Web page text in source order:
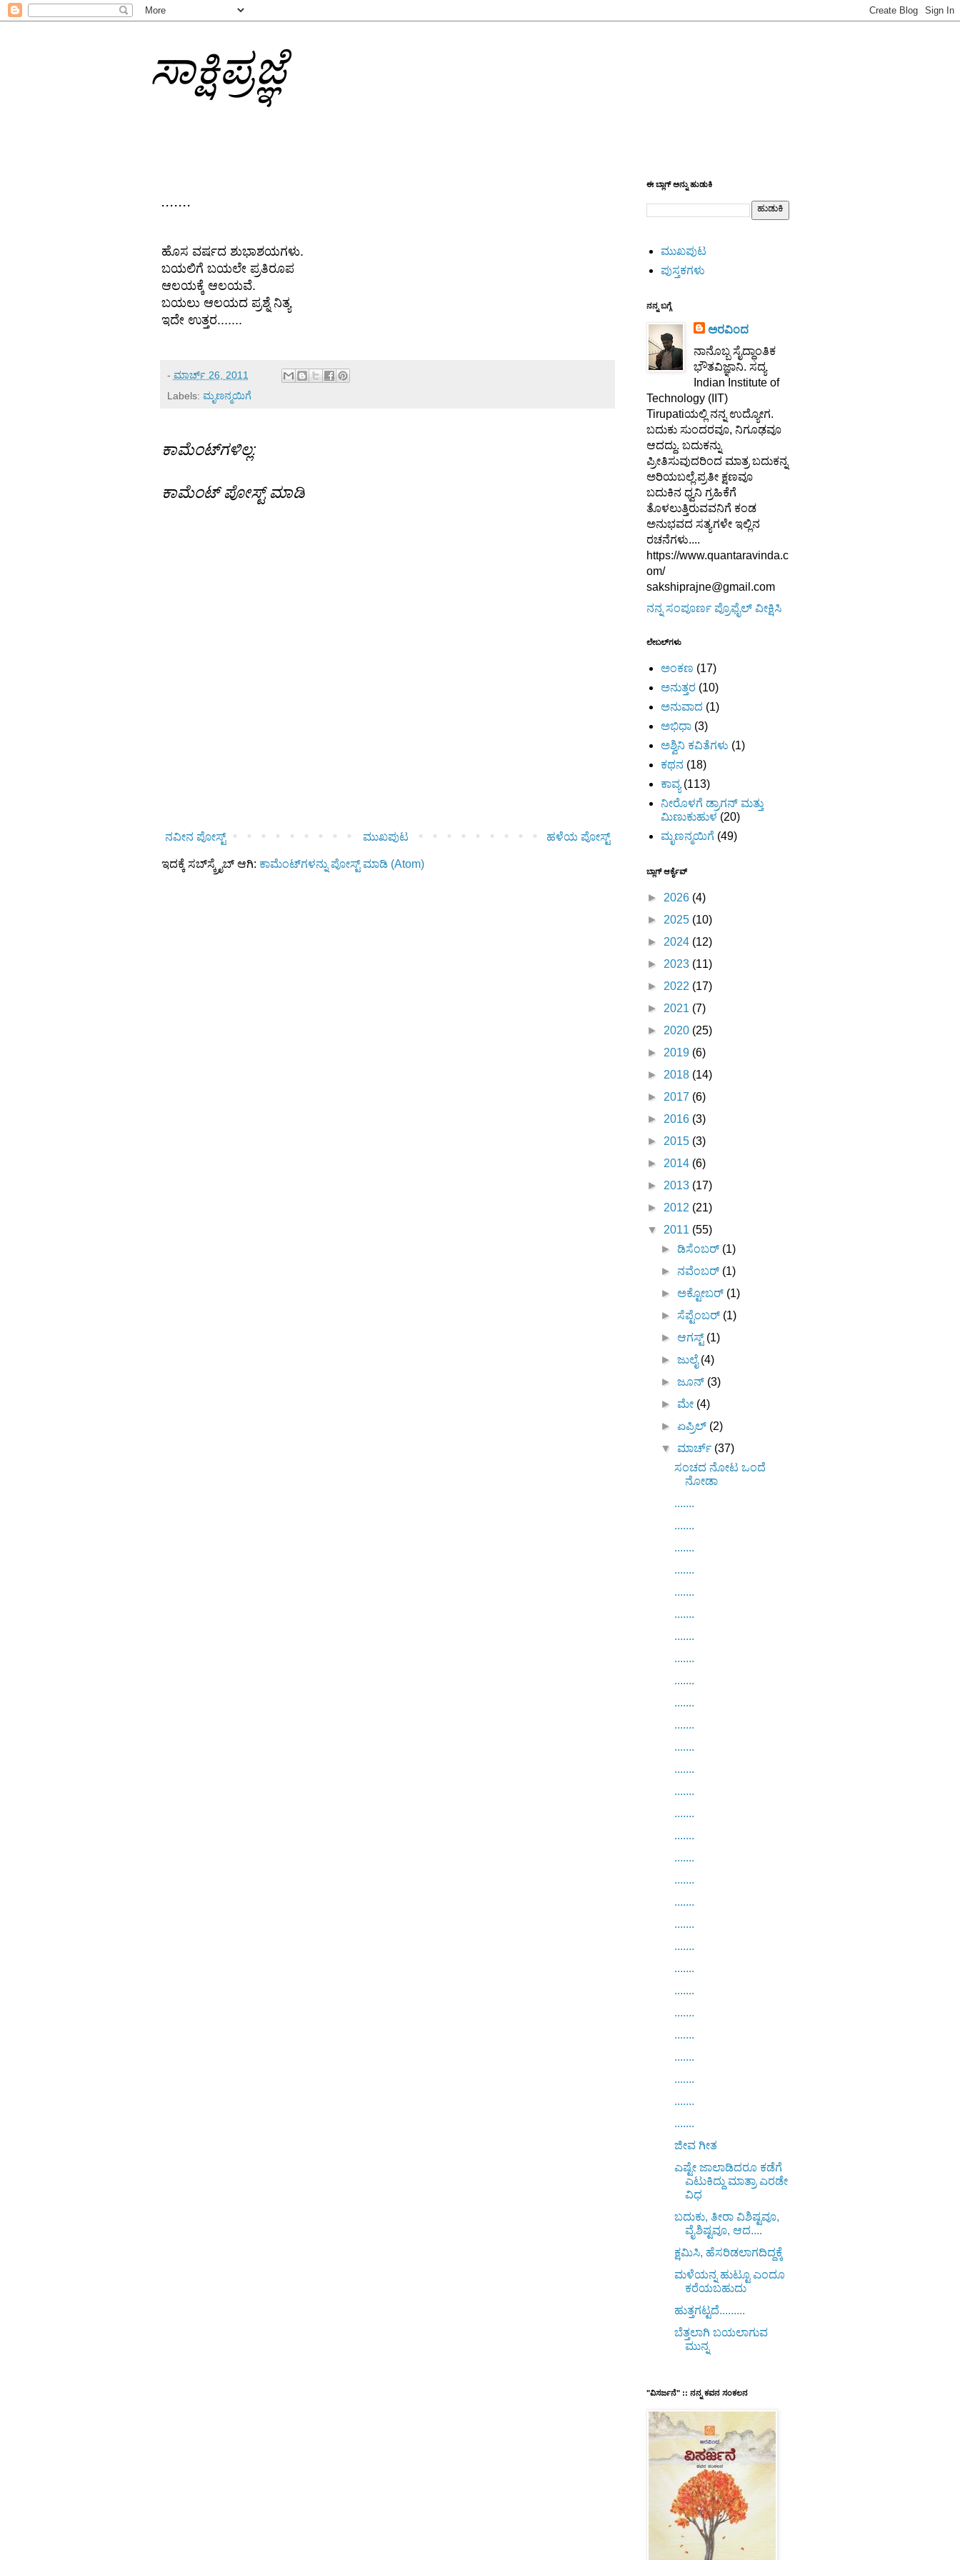
ಸಾಕ್ಷಿಪ್ರಜ್ಞೆ
.......
ಹೊಸ ವರ್ಷದ ಶುಭಾಶಯಗಳು.
ಬಯಲಿಗೆ ಬಯಲೇ ಪ್ರತಿರೂಪ
ಆಲಯಕ್ಕೆ ಆಲಯವೆ.
ಬಯಲು ಆಲಯದ ಪ್ರಶ್ನೆ ನಿತ್ಯ
ಇದೇ ಉತ್ತರ.......
- ಮಾರ್ಚ್ 26, 2011
Labels: ಮೃಣನ್ಮಯಿಗೆ
ಕಾಮೆಂಟ್‌ಗಳಿಲ್ಲ:
ಕಾಮೆಂಟ್‌‌ ಪೋಸ್ಟ್‌ ಮಾಡಿ
ನವೀನ ಪೋಸ್ಟ್ ಹಳೆಯ ಪೋಸ್ಟ್
ಮುಖಪುಟ
ಇದಕ್ಕೆ ಸಬ್‌ಸ್ಕ್ರೈಬ್‌ ಆಗಿ: ಕಾಮೆಂಟ್‌ಗಳನ್ನು ಪೋಸ್ಟ್ ಮಾಡಿ (Atom)
ಈ ಬ್ಲಾಗ್ ಅನ್ನು ಹುಡುಕಿ
ಮುಖಪುಟ
ಪುಸ್ತಕಗಳು
ನನ್ನ ಬಗ್ಗೆ
ಅರವಿಂದ
ನಾನೊಬ್ಬ ಸೈದ್ಧಾಂತಿಕ
ಭೌತವಿಜ್ಞಾನಿ. ಸದ್ಯ
Indian Institute of
Technology (IIT)
Tirupatiಯಲ್ಲಿ ನನ್ನ ಉದ್ಯೋಗ.
ಬದುಕು ಸುಂದರವೂ, ನಿಗೂಢವೂ
ಆದದ್ದು. ಬದುಕನ್ನು
ಪ್ರೀತಿಸುವುದರಿಂದ ಮಾತ್ರ ಬದುಕನ್ನ
ಅರಿಯಬಲ್ಲೆ.ಪ್ರತೀ ಕ್ಷಣವೂ
ಬದುಕಿನ ಧ್ವನಿ ಗ್ರಹಿಕೆಗೆ
ತೊಳಲುತ್ತಿರುವವನಿಗೆ ಕಂಡ
ಅನುಭವದ ಸತ್ಯಗಳೇ ಇಲ್ಲಿನ
ರಚನೆಗಳು....
https://www.quantaravinda.c
om/
sakshiprajne@gmail.com
ನನ್ನ ಸಂಪೂರ್ಣ ಪ್ರೊಫೈಲ್ ವೀಕ್ಷಿಸಿ
ಲೇಬಲ್‌ಗಳು
ಅಂಕಣ (17)
ಅನುತ್ತರ (10)
ಅನುವಾದ (1)
ಅಭಿಧಾ (3)
ಅಶ್ವಿನಿ ಕವಿತೆಗಳು (1)
ಕಥನ (18)
ಕಾವ್ಯ (113)
ನೀರೊಳಗೆ ಡ್ರಾಗನ್ ಮತ್ತು
ಮಿಣುಕುಹುಳ (20)
ಮೃಣನ್ಮಯಿಗೆ (49)
ಬ್ಲಾಗ್ ಆರ್ಕೈವ್
► 2026 (4)
► 2025 (10)
► 2024 (12)
► 2023 (11)
► 2022 (17)
► 2021 (7)
► 2020 (25)
► 2019 (6)
► 2018 (14)
► 2017 (6)
► 2016 (3)
► 2015 (3)
► 2014 (6)
► 2013 (17)
► 2012 (21)
▼ 2011 (55)
► ಡಿಸೆಂಬರ್ (1)
► ನವೆಂಬರ್ (1)
► ಅಕ್ಟೋಬರ್ (1)
► ಸೆಪ್ಟೆಂಬರ್ (1)
► ಆಗಸ್ಟ್ (1)
► ಜುಲೈ(4)
► ಜೂನ್ (3)
► ಮೇ (4)
► ಏಪ್ರಿಲ್ (2)
▼ ಮಾರ್ಚ್ (37)
ಸಂಚದ ನೋಟ ಒಂದೆ
ನೋಡಾ
.......
.......
.......
.......
.......
.......
.......
.......
.......
.......
.......
.......
.......
.......
.......
.......
.......
.......
.......
.......
.......
.......
.......
.......
.......
.......
.......
.......
.......
ಜೀವ ಗೀತ
ಎಷ್ಟೇ ಜಾಲಾಡಿದರೂ ಕಡೆಗೆ
ಎಟುಕಿದ್ದು ಮಾತ್ರಾ ಎರಡೇ
ವಿಧ
ಬದುಕು, ತೀರಾ ವಿಶಿಷ್ಟವೂ,
ವೈಶಿಷ್ಟವೂ, ಆದ....
­ಕ್ಷಮಿಸಿ, ಹೆಸರಿಡಲಾಗದಿದ್ದಕ್ಕೆ
ಮಳೆಯನ್ನ ಹುಟ್ಟೂ ಎಂದೂ
ಕರೆಯಬಹುದು
ಹುತ್ತಗಟ್ಟದೆ.........
ಬೆತ್ತಲಾಗಿ ಬಯಲಾಗುವ
ಮುನ್ನ
"ವಿಸರ್ಜನೆ" :: ನನ್ನ ಕವನ ಸಂಕಲನ